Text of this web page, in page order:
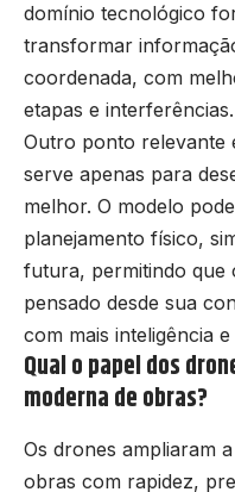
domínio tecnológico
transformar
coordenada, com
etapas e interferências.
Outro ponto relevante
serve apenas para
melhor. O modelo
planejamento físico,
futura, permitindo que
pensado desde sua
com mais inteligência
Qual o papel dos
moderna de obras?
Os drones ampliaram
obras com rapidez,